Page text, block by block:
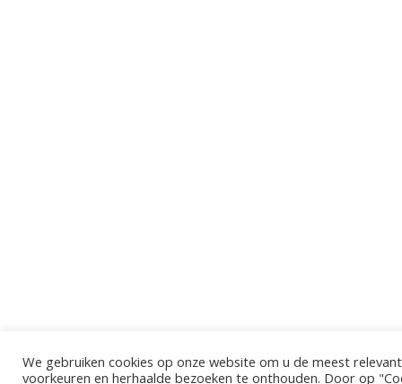
We gebruiken cookies op onze website om u de meest
voorkeuren en herhaalde bezoeken te onthouden. Door op